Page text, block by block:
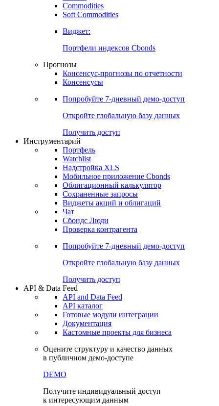
Commodities
Золото
Бензин
Soft Commodities
Виджет:
Портфели индексов Cbonds
Прогнозы
Консенсусы
Попробуйте7-дневный
Откройте глобальную базу данных
Получить доступ
Инструментарий
Портфель
Watchlist
Надстройка XLS
Мобильное приложение Cbonds
Облигационный калькулятор
Сохраненные запросы
Чат
Проверка контрагента
Попробуйте7-дневный
Откройте глобальную базу данных
Получить доступ
API & Data Feed
API and Data Feed
Готовые модули интеграции
Документация
в публичном демо-доступе